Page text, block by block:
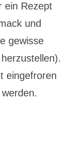
ein Rezept
und
gewisse
eingefroren